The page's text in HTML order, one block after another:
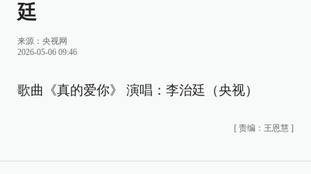
廷
来源： 央视网
2026-05-06 09:46
歌曲《真的爱你》 演唱：李治廷（央视）
[ 责编：王恩慧 ]